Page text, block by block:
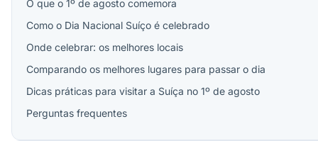
O que o 1º de agosto comemora
Como o Dia Nacional Suíço é celebrado
Onde celebrar: os melhores locais
Comparando os melhores lugares para passar o dia
Dicas práticas para visitar a Suíça no 1º de agosto
Perguntas frequentes